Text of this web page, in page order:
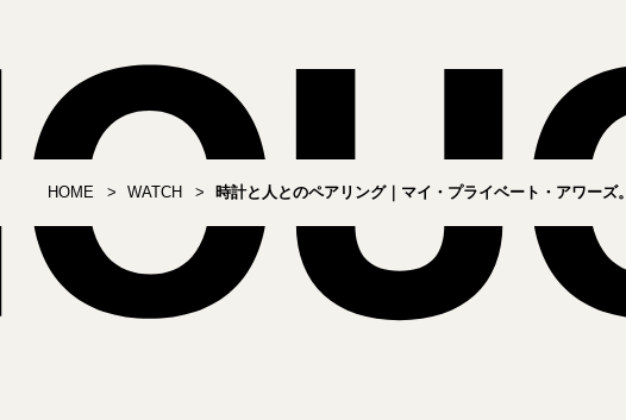
HOME WATCH 時計と人とのペアリング｜マイ・プライベート・アワーズ。